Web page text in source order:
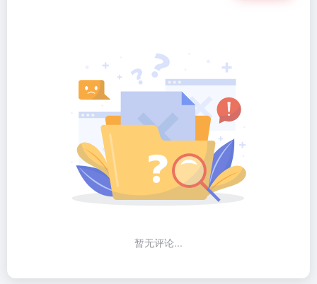
暂无评论...